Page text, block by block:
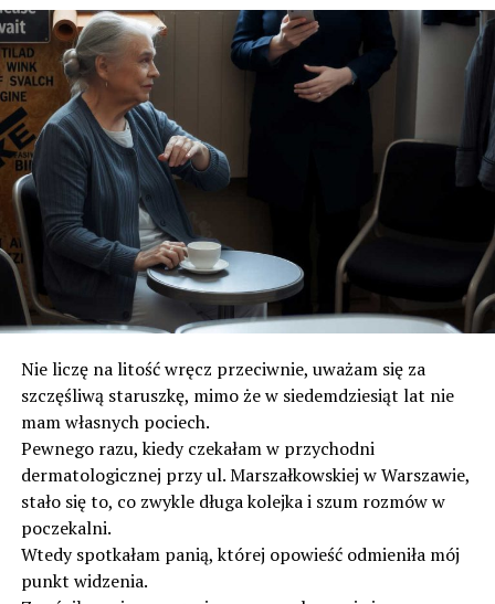
Nie liczę na litość wręcz przeciwnie, uważam się za
szczęśliwą staruszkę, mimo że w siedemdziesiąt lat nie
mam własnych pociech.
Pewnego razu, kiedy czekałam w przychodni
dermatologicznej przy ul. Marszałkowskiej w Warszawie,
stało się to, co zwykle długa kolejka i szum rozmów w
poczekalni.
Wtedy spotkałam panią, której opowieść odmieniła mój
punkt widzenia.